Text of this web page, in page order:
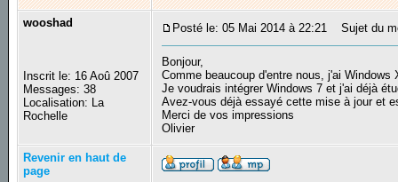
wooshad
Inscrit le: 16 Aoû 2007
Messages: 38
Localisation: La
Rochelle
Posté le: 05 Mai 2014 à 22:21 Sujet du
Bonjour,
Comme beaucoup d'entre nous, j'ai
Je voudrais intégrer Windows 7 et j'ai déjà
Avez-vous déjà essayé cette mise à jour et
Merci de vos impressions
Olivier
Revenir en haut de
page